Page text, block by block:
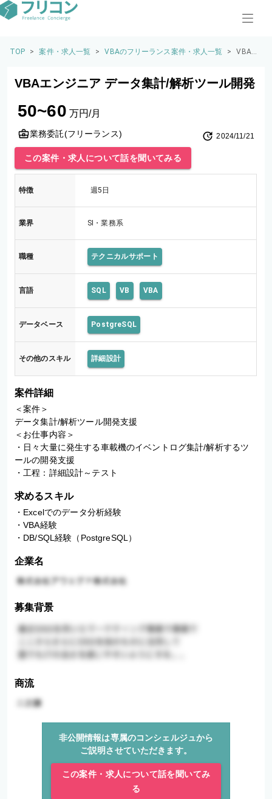
TOP > 案件・求人一覧 > VBAのフリーランス案件・求人一覧 >
VBAエ
ータ集
VBAエンジニア データ集計/解析ツール開発
50~60 万円/月
業務委託(フリーランス) 2024/11/21
この案件・求人について話を聞いてみる
特徴 週5日
業界 SI・業務系
職種 テクニカルサポート
言語 SQL VB VBA
データベース PostgreSQL
その他のスキル 詳細設計
案件詳細
＜案件＞
データ集計/解析ツール開発支援
＜お仕事内容＞
・日々大量に発生する車載機のイベントログ集計/解析するツ
ールの開発支援
・工程：詳細設計～テスト
求めるスキル
・Excelでのデータ分析経験
・VBA経験
・DB/SQL経験（PostgreSQL）
企業名
募集背景
商流
非公開情報は専属のコンシェルジュから
ご説明させていただきます。
この案件・求人について話を聞いてみ
る